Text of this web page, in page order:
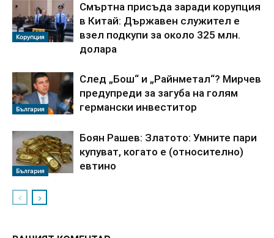
Корупция
Смъртна присъда заради корупция
в Китай: Държавен служител е
взел подкупи за около 325 млн.
долара
България
След „Бош“ и „Райнметал“? Мирчев
предупреди за загуба на голям
германски инвеститор
България
Боян Рашев: Златото: Умните пари
купуват, когато е (относително)
евтино